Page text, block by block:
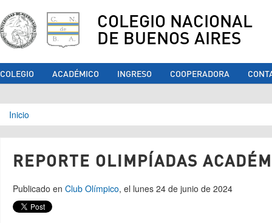
COLEGIO NACIONAL
DE BUENOS AIRES
COLEGIO ACADÉMICO INGRESO COOPERADORA
Se encuentra usted aquí
Inicio
REPORTE OLIMPÍADAS
Publicado en Club Olímpico, el lunes 24 de junio de 2024